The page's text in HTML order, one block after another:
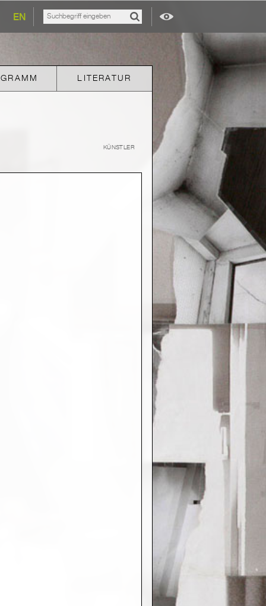
EN
LITERATUR
KÜNSTLER